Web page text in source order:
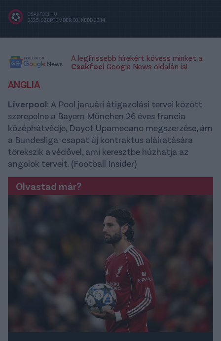
CSAKFOCI.HU
2025. SZEPTEMBER 30., KEDD 20:14
A legfrissebb hírekért kövess minket a
Csakfoci Google News oldalán is!
ANGLIA
Liverpool: A Pool januári átigazolási tervei között
szerepelne a Bayern München 26 éves francia
középhátvédje, Dayot Upamecano megszerzése, ám
a Bundesliga-csapat új kontraktus aláíratására
törekszik a védővel, ami keresztbe húzhatja az
angolok terveit. (Football Insider)
Olvastad már?